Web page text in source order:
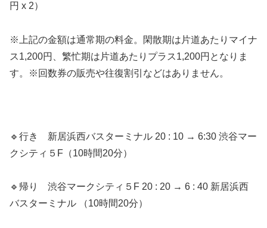
円 x 2）
※上記の金額は通常期の料金。閑散期は片道あたりマイナ
ス1,200円、繁忙期は片道あたりプラス1,200円となりま
す。※回数券の販売や往復割引などはありません。
🔹行き 新居浜西バスターミナル 20 : 10 → 6:30 渋谷マー
クシティ５F（10時間20分）
🔹帰り 渋谷マークシティ５F 20 : 20 → 6 : 40 新居浜西
バスターミナル （10時間20分）